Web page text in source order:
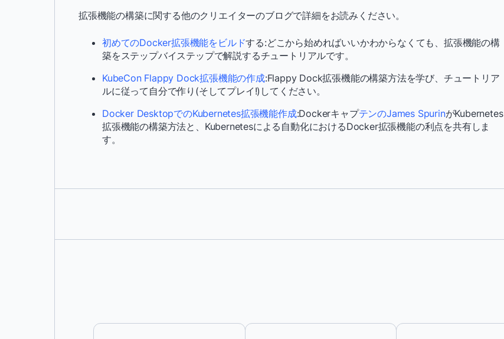
拡張機能の構築に関する他のクリエイターのブログで詳細をお読みください。
初めてのDocker拡張機能をビルドする:どこから始めればいいかわからなくても、拡張機能の構
築をステップバイステップで解説するチュートリアルです。
KubeCon Flappy Dock拡張機能の作成:Flappy Dock拡張機能の構築方法を学び、チュートリア
ルに従って自分で作り(そしてプレイ!)してください。
Docker DesktopでのKubernetes拡張機能作成:DockerキャプテンのJames SpurinがKubernetes
拡張機能の構築方法と、Kubernetesによる自動化におけるDocker拡張機能の利点を共有しま
す。